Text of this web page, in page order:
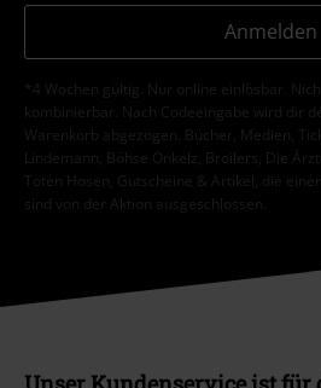
Anmelden
*4 Wochen gültig. Nur online einlösbar.
kombinierbar. Nach Codeeingabe wird dir
Warenkorb abgezogen. Bücher, Medien,
Lindemann, Böhse Onkelz, Broilers, Die
Toten Hosen, Gutscheine & Artikel, die
sind von der Aktion ausgeschlossen.